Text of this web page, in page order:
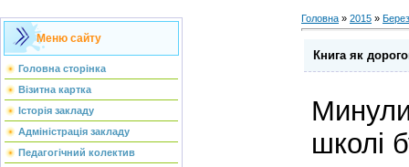
Меню сайту
Головна сторінка
Візитна картка
Історія закладу
Адміністрація закладу
Педагогічний колектив
Головна » 2015 »
Книга як
школі